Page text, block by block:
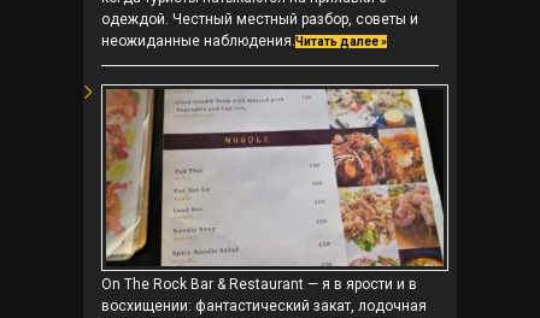
одеждой. Честный местный разбор, советы и
неожиданные наблюдения.Читать далее »
On The Rock Bar & Restaurant — я в ярости и в
восхищении: фантастический закат, лодочная